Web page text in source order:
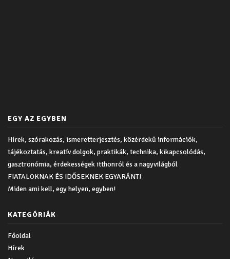
EGY AZ EGYBEN
Hírek, szórakozás, ismeretterjesztés, közérdekű információk,
tájékoztatás, kreatív dolgok, praktikák, technika, kikapcsolódás,
gasztronómia, érdekességek itthonról és a nagyvilágból
FIATALOKNAK ÉS IDŐSEKNEK EGYARÁNT!
Miden ami kell, egy helyen, egyben!
KATEGÓRIÁK
Főoldal
Hírek